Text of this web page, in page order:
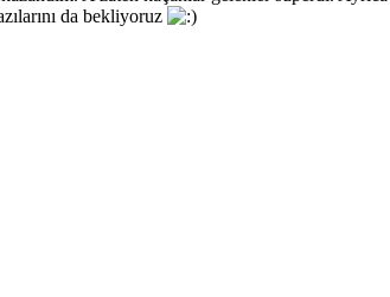
da bekliyoruz